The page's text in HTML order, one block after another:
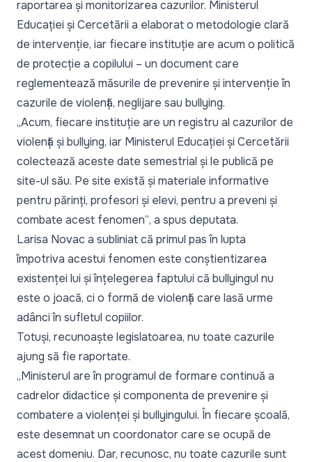
raportarea și monitorizarea cazurilor. Ministerul
Educației și Cercetării a elaborat o metodologie clară
de intervenție, iar fiecare instituție are acum o politică
de protecție a copilului – un document care
reglementează măsurile de prevenire și intervenție în
cazurile de violență, neglijare sau bullying.
„Acum, fiecare instituție are un registru al cazurilor de
violență și bullying, iar Ministerul Educației și Cercetării
colectează aceste date semestrial și le publică pe
site-ul său. Pe site există și materiale informative
pentru părinți, profesori și elevi, pentru a preveni și
combate acest fenomen”, a spus deputata.
Larisa Novac a subliniat că primul pas în lupta
împotriva acestui fenomen este conștientizarea
existenței lui și înțelegerea faptului că bullyingul nu
este o joacă, ci o formă de violență care lasă urme
adânci în sufletul copiilor.
Totuși, recunoaște legislatoarea, nu toate cazurile
ajung să fie raportate.
„Ministerul are în programul de formare continuă a
cadrelor didactice și componenta de prevenire și
combatere a violenței și bullyingului. În fiecare școală,
este desemnat un coordonator care se ocupă de
acest domeniu. Dar, recunosc, nu toate cazurile sunt